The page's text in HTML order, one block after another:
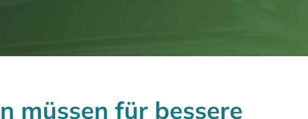
müssen für bessere